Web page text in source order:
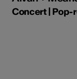
Concert |